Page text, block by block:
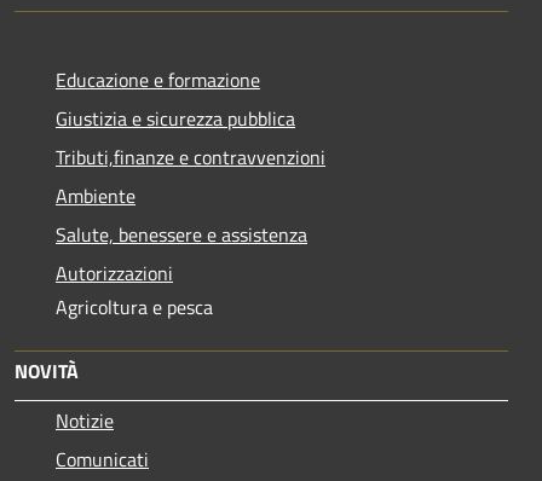
Educazione e formazione
Giustizia e sicurezza pubblica
Tributi,finanze e contravvenzioni
Ambiente
Salute, benessere e assistenza
Autorizzazioni
Agricoltura e pesca
NOVITÀ
Notizie
Comunicati